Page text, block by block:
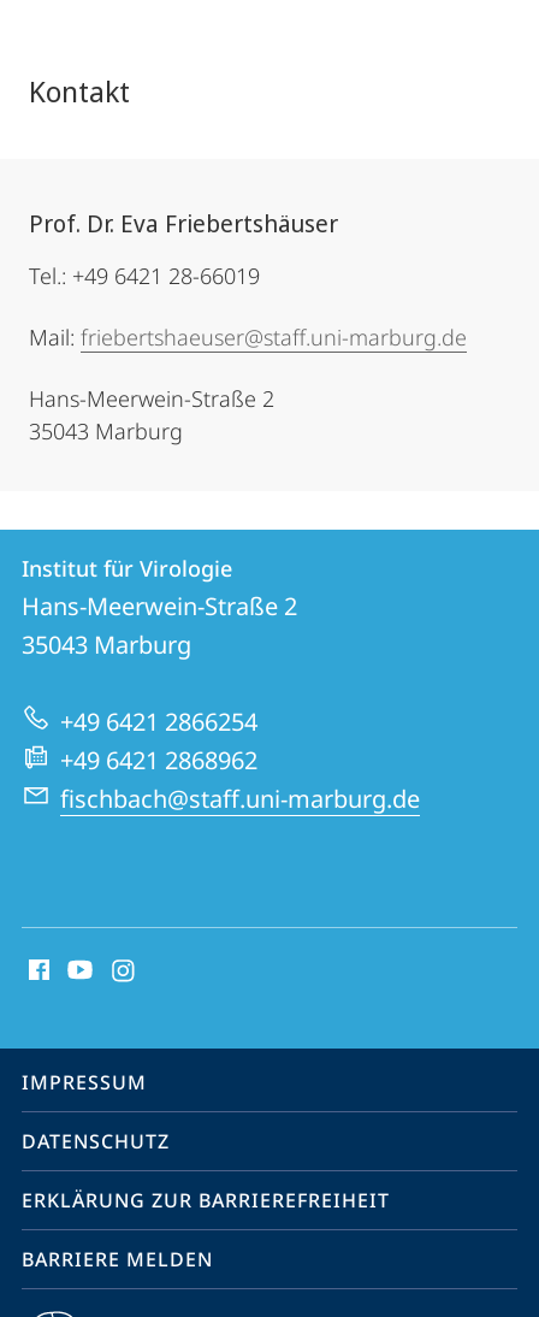
Kontakt
Prof. Dr. Eva Friebertshäuser
Tel.: +49 6421 28-66019
Mail: friebertshaeuser@staff.uni-marburg.de
Hans-Meerwein-Straße 2
35043 Marburg
Kontakt
und
Informationen
zur
Website
Kontaktinformationen
Institut
für
Institut für Virologie
Hans-Meerwein-Straße 2
35043 Marburg
+49 6421 2866254
+49 6421 2868962
fischbach@staff.uni-marburg.de
Media
Service-
Navigation
IMPRESSUM
DATENSCHUTZ
ERKLÄRUNG ZUR BARRIEREFREIHEIT
BARRIERE MELDEN